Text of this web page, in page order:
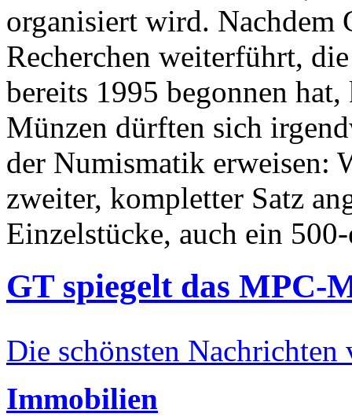
organisiert wird. Nachdem
Recherchen weiterführt,
bereits 1995 begonnen
Münzen dürften sich
der Numismatik erweisen:
zweiter, kompletter Satz
Einzelstücke, auch ein
GT spiegelt das MPC-
Die schönsten Nachrichten
Immobilien